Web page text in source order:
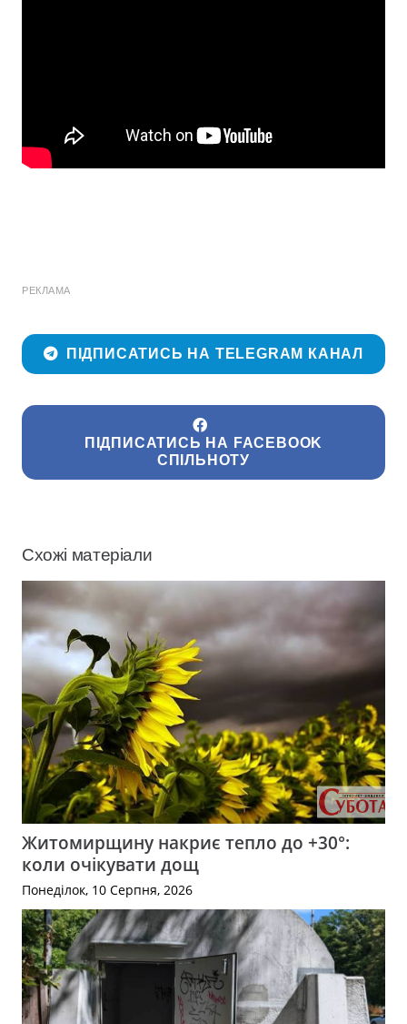
РЕКЛАМА
ПІДПИСАТИСЬ НА TELEGRAM КАНАЛ
ПІДПИСАТИСЬ НА FACEBOOK
СПІЛЬНОТУ
Схожі матеріали
Житомирщину накриє тепло до +30°:
коли очікувати дощ
Понеділок, 10 Серпня, 2026